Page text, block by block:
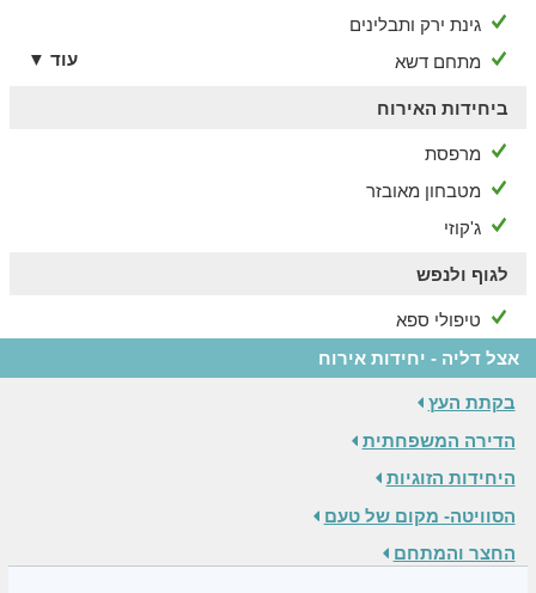
גינת ירק ותבלינים
מתחם דשא
עוד ▼
ביחידות האירוח
מרפסת
מטבחון מאובזר
ג'קוזי
לגוף ולנפש
טיפולי ספא
אצל דליה - יחידות אירוח
בקתת העץ
הדירה המשפחתית
היחידות הזוגיות
הסוויטה- מקום של טעם
החצר והמתחם